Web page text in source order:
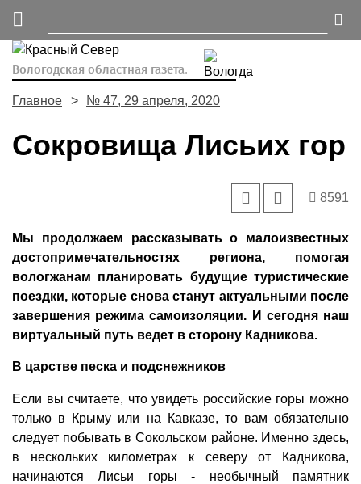
Вологодская областная газета.
Главное № 47, 29 апреля, 2020
Сокровища Лисьих гор
8591
Мы продолжаем рассказывать о малоизвестных
достопримечательностях региона, помогая
вологжанам планировать будущие туристические
поездки, которые снова станут актуальными после
завершения режима самоизоляции. И сегодня наш
виртуальный путь ведет в сторону Кадникова.
В царстве песка и подснежников
Если вы считаете, что увидеть российские горы можно
только в Крыму или на Кавказе, то вам обязательно
следует побывать в Сокольском районе. Именно здесь,
в нескольких километрах к северу от Кадникова,
начинаются Лисьи горы - необычный памятник